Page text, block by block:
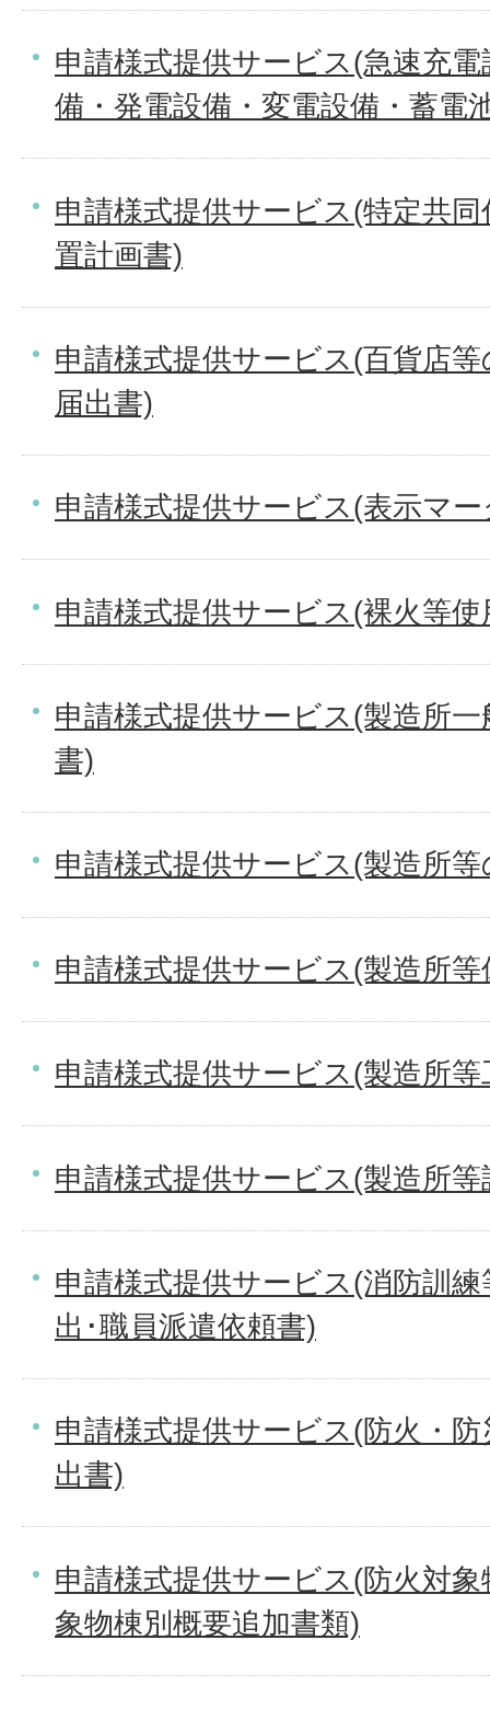
申請様式提供サービス(急速充
備・発電設備・変電設備・蓄電
申請様式提供サービス(特定共
置計画書)
申請様式提供サービス(百貨店
届出書)
申請様式提供サービス(表示マ
申請様式提供サービス(裸火等
申請様式提供サービス(製造所
書)
申請様式提供サービス(製造所
申請様式提供サービス(製造所
申請様式提供サービス(製造所
申請様式提供サービス(製造所
申請様式提供サービス(消防訓
出･職員派遣依頼書)
申請様式提供サービス(防火・
出書)
申請様式提供サービス(防火対
象物棟別概要追加書類)